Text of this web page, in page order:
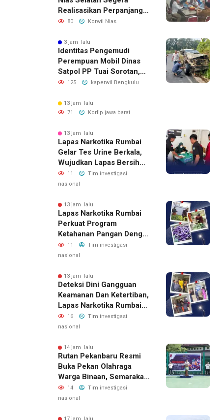
Realisasikan Perpanjangan
Masa Jabatan BPD, Soroti
Kesejahteraan Anggota
80 Korwil Nias
3 jam lalu
Identitas Pengemudi
Perempuan Mobil Dinas
Satpol PP Tuai Sorotan,
Publik Pertanyakan Izin
125 kaperwil Bengkulu
13 jam lalu
71
Korlip jawa barat
13 jam lalu
Lapas Narkotika Rumbai
Gelar Tes Urine Berkala,
Wujudkan Lapas Bersih
Dari Narkoba
11
Tim investigasi
nasional
13 jam lalu
Lapas Narkotika Rumbai
Perkuat Program
Ketahanan Pangan Dengan
Memanen Terong
11
Tim investigasi
nasional
13 jam lalu
Deteksi Dini Gangguan
Keamanan Dan Ketertiban,
Lapas Narkotika Rumbai
Gelar Razia Rutin Blok
Hunian
16
Tim investigasi
nasional
14 jam lalu
Rutan Pekanbaru Resmi
Buka Pekan Olahraga
Warga Binaan, Semarakan
HUT RI Ke-81
14
Tim investigasi
nasional